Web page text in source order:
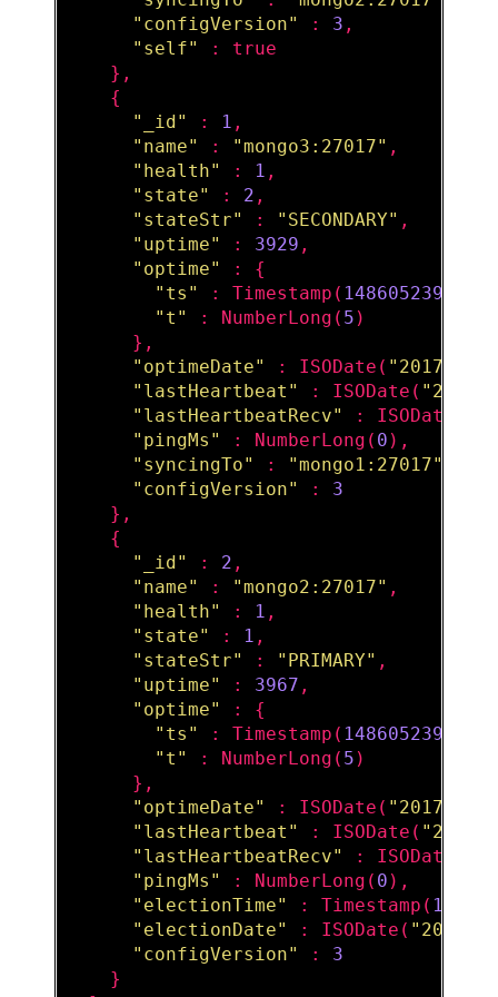
"configVersion"
: 3 ,
"self"
: true
    },
    {
"_id"
: 1 ,
"name"
: "mongo3:27017" ,
"health"
: 1 ,
"state"
: 2 ,
"stateStr"
: "SECONDARY" ,
"uptime"
: 3929 ,
"optime"
: {
"ts"
: Timestamp ( 1486052399
"t"
: NumberLong ( 5 )
      },
"optimeDate"
: ISODate ( "2017-02-
"lastHeartbeat"
: ISODate ( "2017-
"lastHeartbeatRecv"
: ISODate
"pingMs"
: NumberLong ( 0 ),
"syncingTo"
: "mongo1:27017"
"configVersion"
: 3
    },
    {
"_id"
: 2 ,
"name"
: "mongo2:27017" ,
"health"
: 1 ,
"state"
: 1 ,
"stateStr"
: "PRIMARY" ,
"uptime"
: 3967 ,
"optime"
: {
"ts"
: Timestamp ( 1486052399
"t"
: NumberLong ( 5 )
      },
"optimeDate"
: ISODate ( "2017-02-
"lastHeartbeat"
: ISODate ( "2017-
"lastHeartbeatRecv"
: ISODate
"pingMs"
: NumberLong ( 0 ),
"electionTime"
: Timestamp (
"electionDate"
: ISODate ( "2017-
"configVersion"
: 3
    }